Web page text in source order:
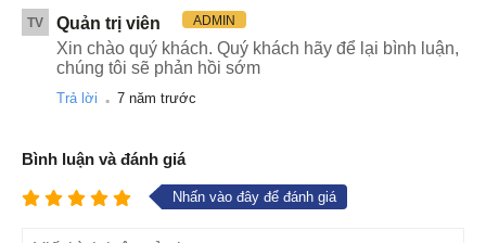
TV Quản trị viên ADMIN
Xin chào quý khách. Quý khách hãy để lại bình luận,
chúng tôi sẽ phản hồi sớm
Trả lời . 7 năm trước
Bình luận và đánh giá
Nhấn vào đây để đánh giá